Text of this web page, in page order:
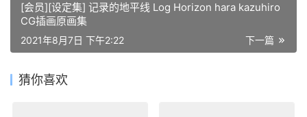
[会员][设定集] 记录的地平线 Log Horizon hara kazuhiro
CG插画原画集
下一篇
2021年8月7日 下午2:22
猜你喜欢